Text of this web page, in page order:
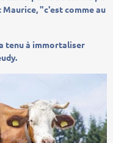
"c'est comme au
à immortaliser